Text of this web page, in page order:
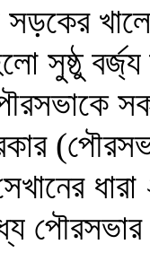
সুষ্ঠু বর্জ্য
পৌরসভাকে
সরকার
পৌরসভার